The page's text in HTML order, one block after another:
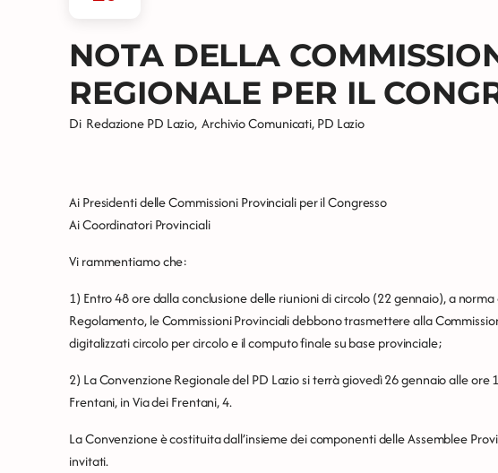
NOTA DELLA
REGIONALE PER IL
Di Redazione PD Lazio, Archivio Comunicati,PD Lazio
Ai Presidenti delle Commissioni Provinciali per il Congresso
Ai Coordinatori Provinciali
Vi rammentiamo che:
1) Entro 48 ore dalla conclusione delle riunioni di circolo (22 gennaio), a norma
Regolamento, le Commissioni Provinciali debbono trasmettere alla
digitalizzati circolo per circolo e il computo finale su base provinciale;
2) La Convenzione Regionale del PD Lazio si terrà giovedì 26 gennaio alle
Frentani, in Via dei Frentani, 4.
La Convenzione è costituita dall’insieme dei componenti delle Assemblee
invitati.